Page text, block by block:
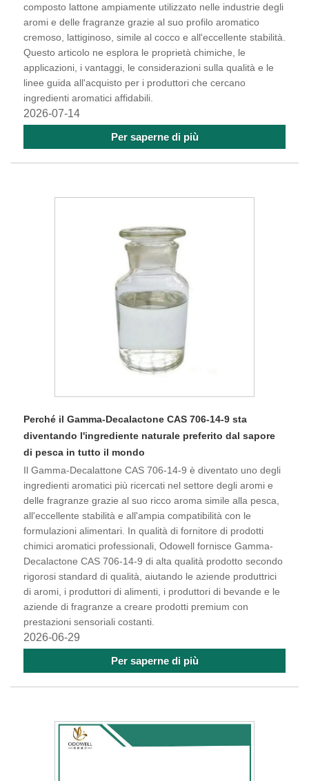
composto lattone ampiamente utilizzato nelle industrie degli
aromi e delle fragranze grazie al suo profilo aromatico
cremoso, lattiginoso, simile al cocco e all'eccellente stabilità.
Questo articolo ne esplora le proprietà chimiche, le
applicazioni, i vantaggi, le considerazioni sulla qualità e le
linee guida all'acquisto per i produttori che cercano
ingredienti aromatici affidabili.
2026-07-14
Per saperne di più
Perché il Gamma-Decalactone CAS 706-14-9 sta
diventando l'ingrediente naturale preferito dal sapore
di pesca in tutto il mondo
Il Gamma-Decalattone CAS 706-14-9 è diventato uno degli
ingredienti aromatici più ricercati nel settore degli aromi e
delle fragranze grazie al suo ricco aroma simile alla pesca,
all'eccellente stabilità e all'ampia compatibilità con le
formulazioni alimentari. In qualità di fornitore di prodotti
chimici aromatici professionali, Odowell fornisce Gamma-
Decalactone CAS 706-14-9 di alta qualità prodotto secondo
rigorosi standard di qualità, aiutando le aziende produttrici
di aromi, i produttori di alimenti, i produttori di bevande e le
aziende di fragranze a creare prodotti premium con
prestazioni sensoriali costanti.
2026-06-29
Per saperne di più